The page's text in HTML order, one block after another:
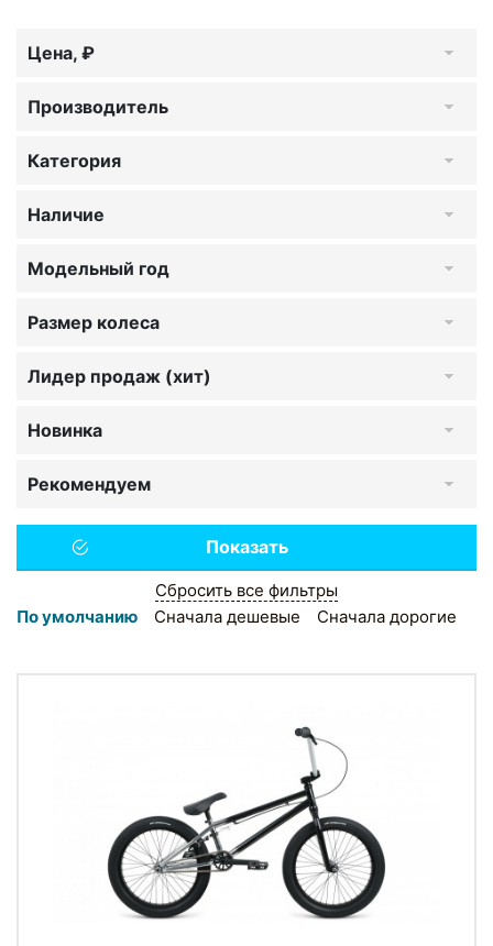
Цена, ₽
Производитель
Категория
Наличие
Модельный год
Размер колеса
Лидер продаж (хит)
Новинка
Рекомендуем
Сбросить все фильтры
По умолчанию
Сначала дешевые Сначала дорогие